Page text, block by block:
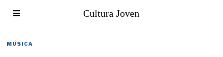
Cultura Joven
MÚSICA